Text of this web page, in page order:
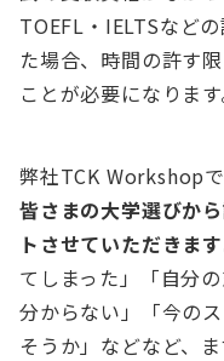
TOEFL・IELTSなど
た場合、時間の許す
ことが必要になります
弊社TCK Workshopで
皆さまの大学選びか
トさせていただきます
てしまった」「自分
分からない」「今の
そうか」などなど、